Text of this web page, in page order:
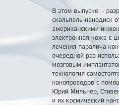
В этом выпуске: -
скальпель-нанодиск
американскими
электронная кожа c
лечения паралича
очередной раз
мозговым
технология
нанопроводов с
Юрий Мильнер,
и их космический